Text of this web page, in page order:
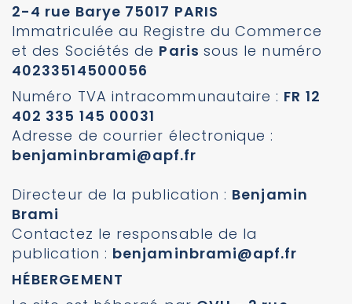
2-4 rue Barye 75017 PARIS
Immatriculée au Registre du Commerce
et des Sociétés de Paris sous le numéro
40233514500056
Numéro TVA intracommunautaire : FR 12
402 335 145 00031
Adresse de courrier électronique :
benjaminbrami@apf.fr
Directeur de la publication : Benjamin
Brami
Contactez le responsable de la
publication : benjaminbrami@apf.fr
HÉBERGEMENT